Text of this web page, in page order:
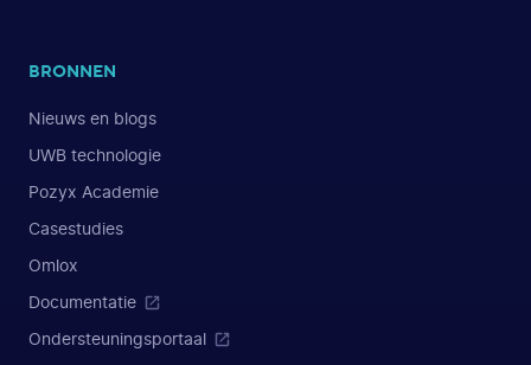
BRONNEN
Nieuws en blogs
UWB technologie
Pozyx Academie
Casestudies
Omlox
Documentatie
Ondersteuningsportaal